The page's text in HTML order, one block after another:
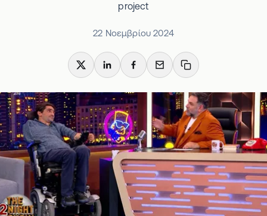
project
22 Νοεμβρίου 2024
X LinkedInFacebook
Email Copy link